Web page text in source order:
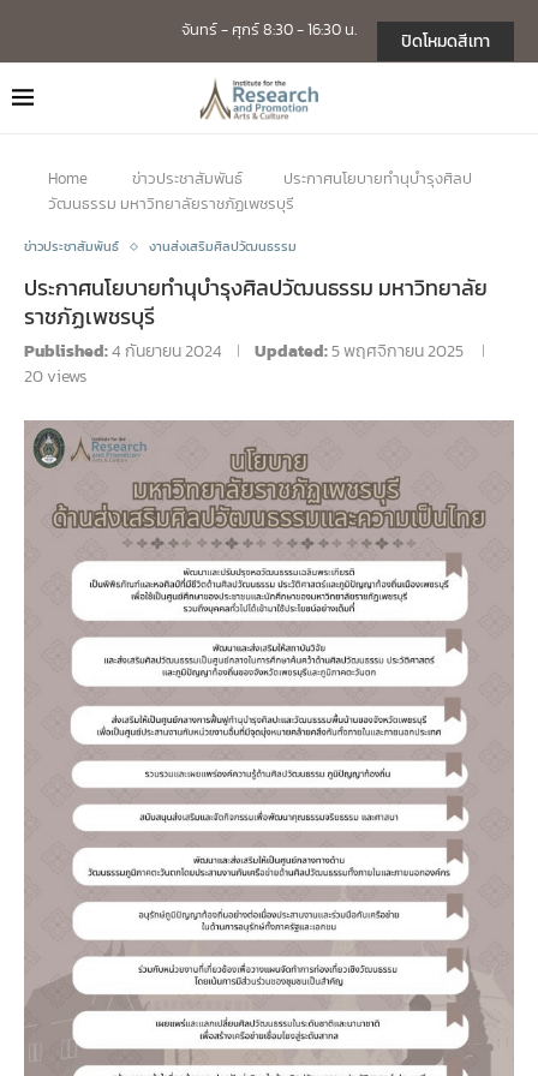
จันทร์ - ศุกร์ 8:30 - 16:30 น.
Home ข่าวประชาสัมพันธ์
ประกาศนโยบายทำนุบำรุงศิลป
วัฒนธรรม มหาวิทยาลัยราชภัฏเพชรบุรี
ข่าวประชาสัมพันธ์ งานส่งเสริมศิลปวัฒนธรรม
ประกาศนโยบายทำนุบำรุงศิลปวัฒนธรรม มหาวิทยาลัย
ราชภัฏเพชรบุรี
Published:4 กันยายน 2024 Updated:5 พฤศจิกายน 2025
20views
ปิดโหมดสีเทา